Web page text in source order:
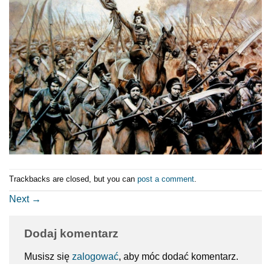
Trackbacks are closed, but you can post a comment.
Next →
Dodaj komentarz
Musisz się zalogować, aby móc dodać komentarz.